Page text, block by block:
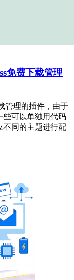
免费下载管理
管理的插件，由于
些可以单独用代码
不同的主题进行配